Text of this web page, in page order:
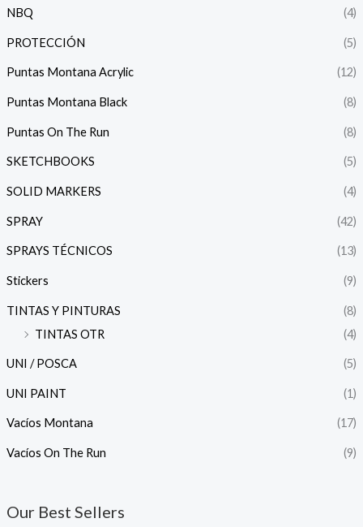
NBQ (4)
PROTECCIÓN (5)
Puntas Montana Acrylic (12)
Puntas Montana Black (8)
Puntas On The Run (8)
SKETCHBOOKS (5)
SOLID MARKERS (4)
SPRAY (42)
SPRAYS TÉCNICOS (13)
Stickers (9)
TINTAS Y PINTURAS
(8)
TINTAS OTR
(4)
UNI / POSCA (5)
UNI PAINT (1)
Vacíos Montana (17)
Vacíos On The Run (9)
Our Best Sellers